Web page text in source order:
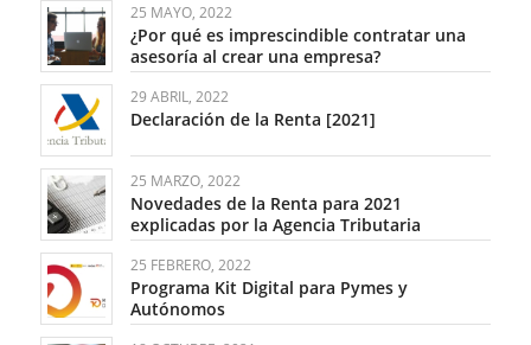
25 MAYO, 2022
¿Por qué es imprescindible contratar una
asesoría al crear una empresa?
29 ABRIL, 2022
Declaración de la Renta [2021]
25 MARZO, 2022
Novedades de la Renta para 2021
explicadas por la Agencia Tributaria
25 FEBRERO, 2022
Programa Kit Digital para Pymes y
Autónomos